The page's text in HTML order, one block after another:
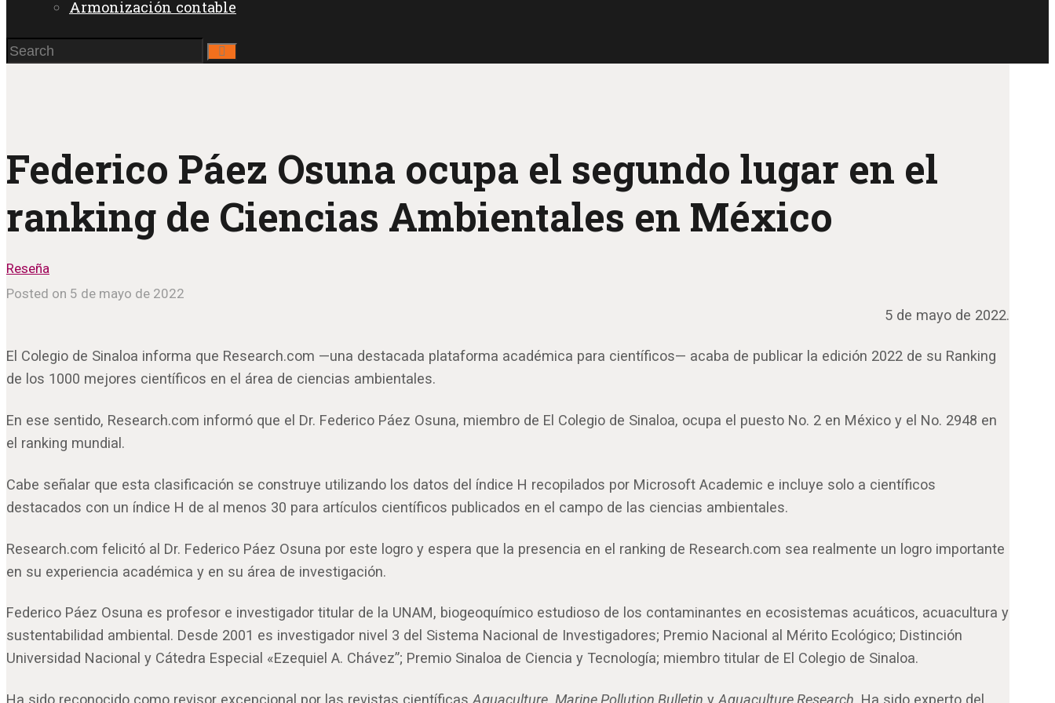
Armonización contable
Federico Páez Osuna ocupa el segundo lugar en el
ranking de Ciencias Ambientales en México
Reseña
Posted on 5 de mayo de 2022
5 de mayo de 2022.
El Colegio de Sinaloa informa que Research.com —una destacada plataforma académica para científicos— acaba de publicar la edición 2022 de su Ranking
de los 1000 mejores científicos en el área de ciencias ambientales.
En ese sentido, Research.com informó que el Dr. Federico Páez Osuna, miembro de El Colegio de Sinaloa, ocupa el puesto No. 2 en México y el No. 2948 en
el ranking mundial.
Cabe señalar que esta clasificación se construye utilizando los datos del índice H recopilados por Microsoft Academic e incluye solo a científicos
destacados con un índice H de al menos 30 para artículos científicos publicados en el campo de las ciencias ambientales.
Research.com felicitó al Dr. Federico Páez Osuna por este logro y espera que la presencia en el ranking de Research.com sea realmente un logro importante
en su experiencia académica y en su área de investigación.
Federico Páez Osuna es profesor e investigador titular de la UNAM, biogeoquímico estudioso de los contaminantes en ecosistemas acuáticos, acuacultura y
sustentabilidad ambiental. Desde 2001 es investigador nivel 3 del Sistema Nacional de Investigadores; Premio Nacional al Mérito Ecológico; Distinción
Universidad Nacional y Cátedra Especial «Ezequiel A. Chávez”; Premio Sinaloa de Ciencia y Tecnología; miembro titular de El Colegio de Sinaloa.
Ha sido reconocido como revisor excepcional por las revistas científicas Aquaculture Marine Pollution Bulletin y Aquaculture Research . Ha sido experto del